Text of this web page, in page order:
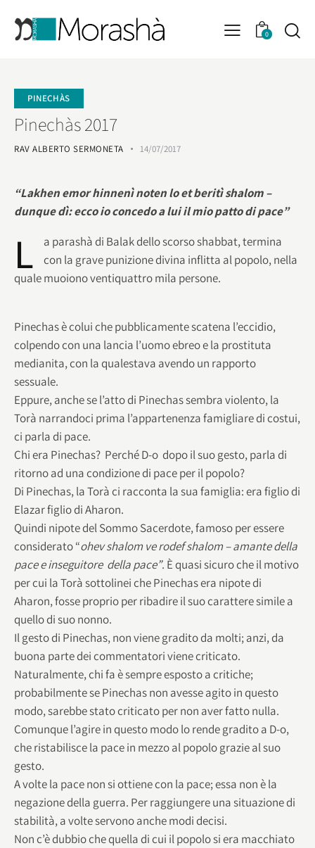
0
PINECHÀS
Pinechàs 2017
RAV ALBERTO SERMONETA 14/07/2017
“Lakhen emor hinnenì noten lo et beritì shalom –
dunque dì: ecco io concedo a lui il mio patto di pace”
L
a parashà di Balak dello scorso shabbat, termina
con la grave punizione divina inflitta al popolo, nella
quale muoiono ventiquattro mila persone.
Pinechas è colui che pubblicamente scatena l’eccidio,
colpendo con una lancia l’uomo ebreo e la prostituta
medianita, con la qualestava avendo un rapporto
sessuale.
Eppure, anche se l’atto di Pinechas sembra violento, la
Torà narrandoci prima l’appartenenza famigliare di costui,
ci parla di pace.
Chi era Pinechas? Perché D-o dopo il suo gesto, parla di
ritorno ad una condizione di pace per il popolo?
Di Pinechas, la Torà ci racconta la sua famiglia: era figlio di
Elazar figlio di Aharon.
Quindi nipote del Sommo Sacerdote, famoso per essere
considerato “ohev shalom ve rodef shalom – amante della
pace e inseguitore della pace”. È quasi sicuro che il motivo
per cui la Torà sottolinei che Pinechas era nipote di
Aharon, fosse proprio per ribadire il suo carattere simile a
quello di suo nonno.
Il gesto di Pinechas, non viene gradito da molti; anzi, da
buona parte dei commentatori viene criticato.
Naturalmente, chi fa è sempre esposto a critiche;
probabilmente se Pinechas non avesse agito in questo
modo, sarebbe stato criticato per non aver fatto nulla.
Comunque l’agire in questo modo lo rende gradito a D-o,
che ristabilisce la pace in mezzo al popolo grazie al suo
gesto.
A volte la pace non si ottiene con la pace; essa non è la
negazione della guerra. Per raggiungere una situazione di
stabilità, a volte servono anche modi decisi.
Non c’è dubbio che quella di cui il popolo si era macchiato